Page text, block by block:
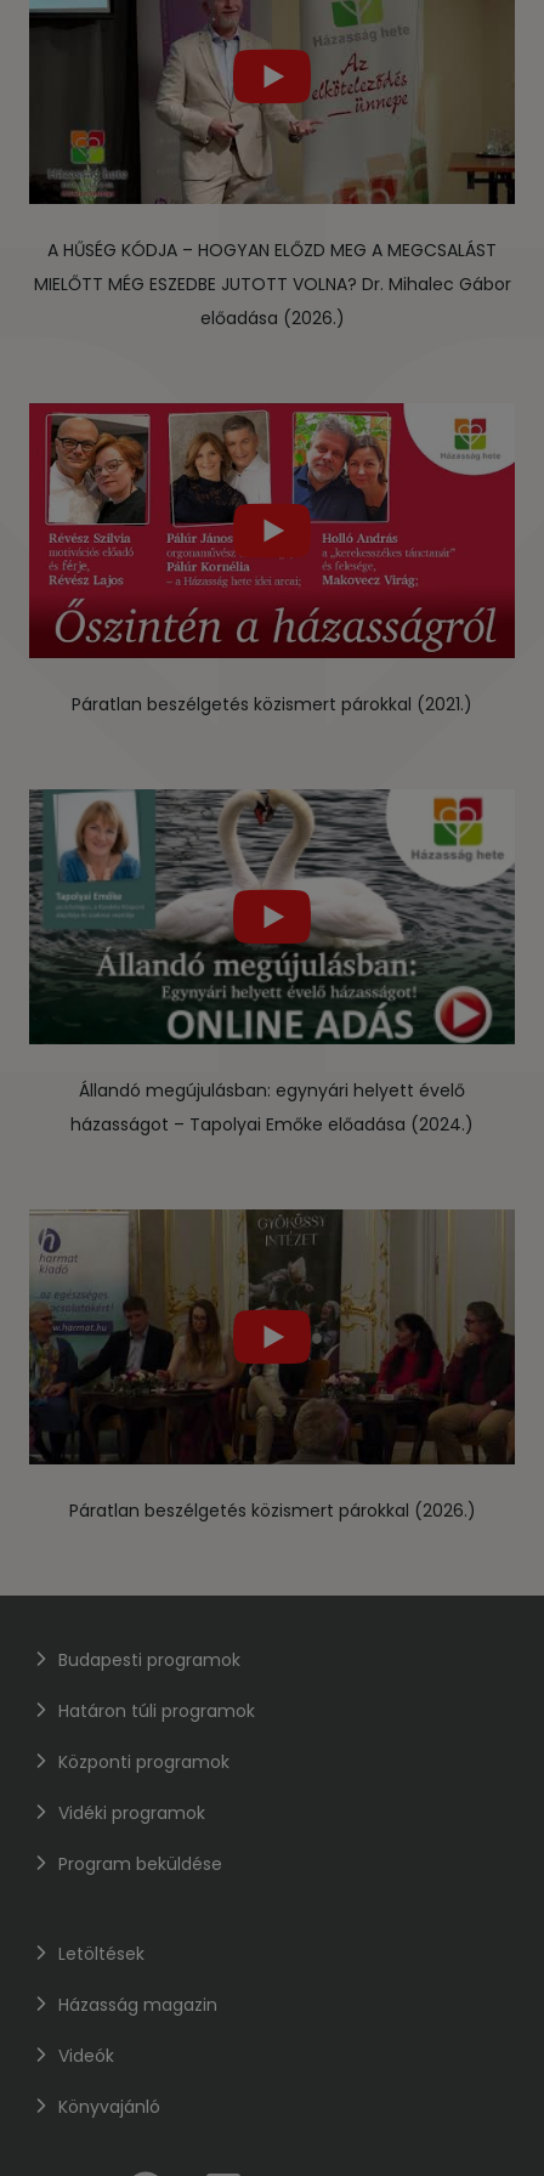
A HŰSÉG KÓDJA – HOGYAN ELŐZD MEG A MEGCSALÁST
MIELŐTT MÉG ESZEDBE JUTOTT VOLNA? Dr. Mihalec Gábor
előadása (2026.)
Páratlan beszélgetés közismert párokkal (2021.)
Állandó megújulásban: egynyári helyett évelő
házasságot – Tapolyai Emőke előadása (2024.)
Páratlan beszélgetés közismert párokkal (2026.)
Budapesti programok
Határon túli programok
Központi programok
Vidéki programok
Program beküldése
Letöltések
Házasság magazin
Videók
Könyvajánló